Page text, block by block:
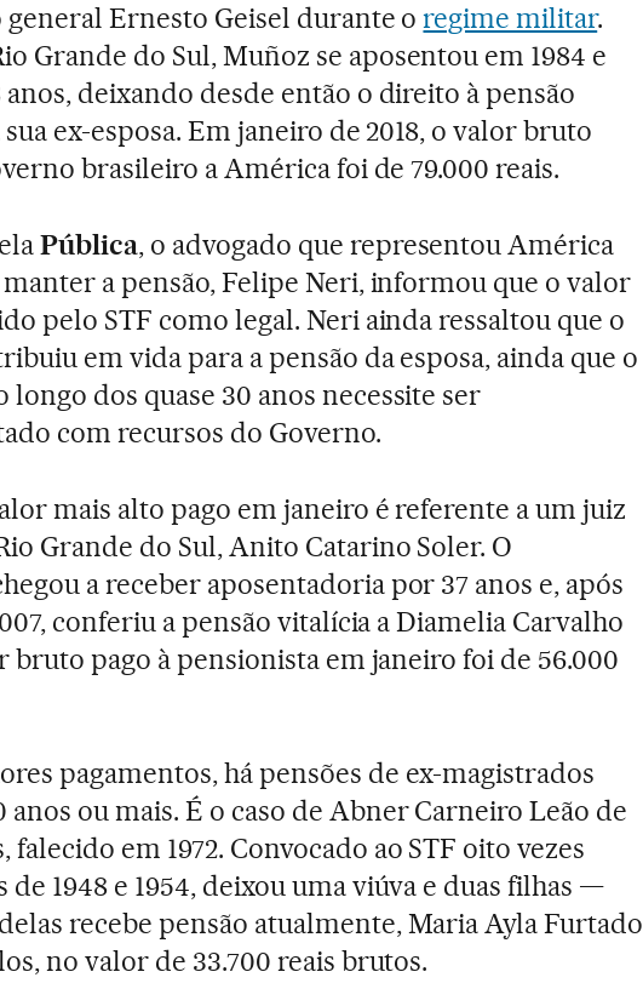
general Ernesto Geisel durante oregime militar.
Grande do Sul, Muñoz se aposentou em 1984 e
anos, deixando desde então o direito à pensão
ex-esposa. Em janeiro de 2018, o valor bruto
brasileiro a América foi de 79.000 reais.
Pública, o advogado que representou América
manter a pensão, Felipe Neri, informou que o valor
pelo STF como legal. Neri ainda ressaltou que o
em vida para a pensão da esposa, ainda que o
longo dos quase 30 anos necessite ser
com recursos do Governo.
mais alto pago em janeiro é referente a um juiz
Grande do Sul, Anito Catarino Soler. O
a receber aposentadoria por 37 anos e, após
conferiu a pensão vitalícia a Diamelia Carvalho
bruto pago à pensionista em janeiro foi de 56.000
pagamentos, há pensões de ex-magistrados
anos ou mais. É o caso de Abner Carneiro Leão de
falecido em 1972. Convocado ao STF oito vezes
de 1948 e 1954, deixou uma viúva e duas filhas —
recebe pensão atualmente, Maria Ayla Furtado
no valor de 33.700 reais brutos.